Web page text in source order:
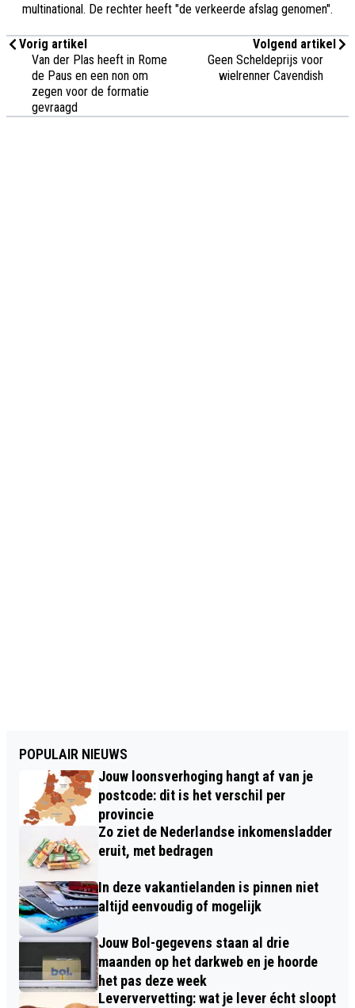
multinational. De rechter heeft "de verkeerde afslag genomen".
Vorig artikel
Van der Plas heeft in Rome
de Paus en een non om
zegen voor de formatie
gevraagd
Volgend artikel
Geen Scheldeprijs voor
wielrenner Cavendish
POPULAIR NIEUWS
Jouw loonsverhoging hangt af van je
postcode: dit is het verschil per
provincie
Zo ziet de Nederlandse inkomensladder
eruit, met bedragen
In deze vakantielanden is pinnen niet
altijd eenvoudig of mogelijk
Jouw Bol-gegevens staan al drie
maanden op het darkweb en je hoorde
het pas deze week
Leververvetting: wat je lever écht sloopt